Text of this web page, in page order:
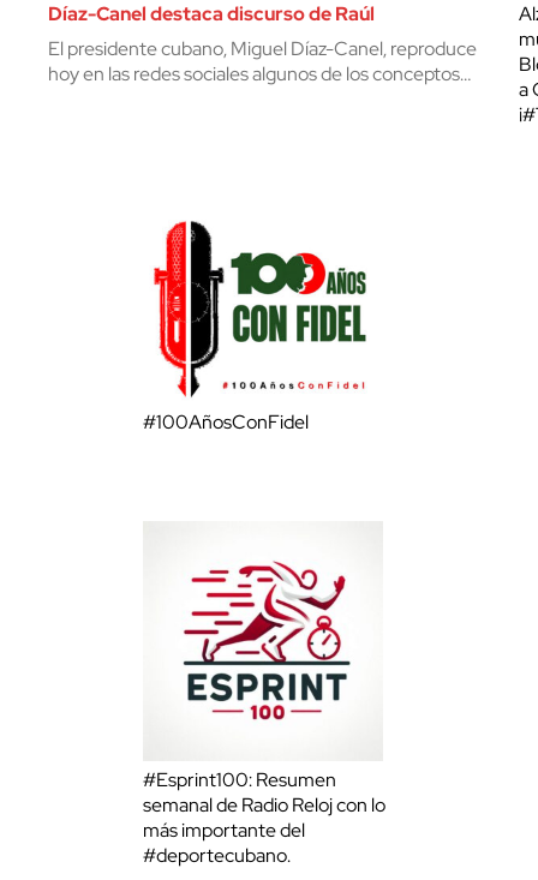
Díaz-Canel destaca discurso de Raúl
El presidente cubano, Miguel Díaz-Canel, reproduce
hoy en las redes sociales algunos de los conceptos…
a
#100AñosConFidel
#Esprint100: Resumen
semanal de Radio Reloj con lo
más importante del
#deportecubano.